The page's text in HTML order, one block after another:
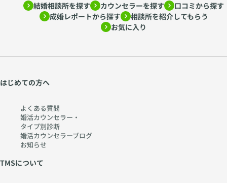
結婚相談所を探す カウンセラーを探す
口コミから探す
成婚レポートから探す
相談所を紹介してもらう
お気に入り
はじめての方へ
よくある質問
婚活カウンセラー・
タイプ別診断
婚活カウンセラーブログ
お知らせ
TMSについて